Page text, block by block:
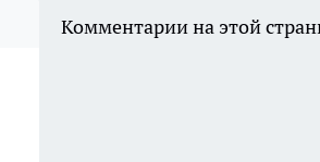
Комментарии на этой